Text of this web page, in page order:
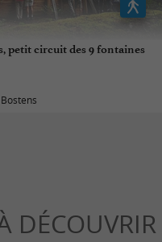
petit circuit des 9 fontaines
DÉCOUVRIR